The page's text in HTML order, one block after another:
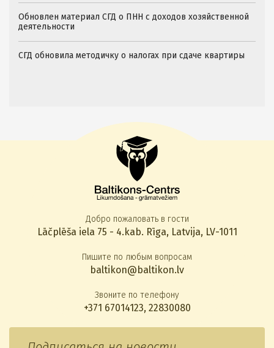
Обновлен материал СГД о ПНН с доходов хозяйственной
деятельности
СГД обновила методичку о налогах при сдаче квартиры
Добро пожаловать в гости
Lāčplēša iela 75 - 4.kab. Rīga, Latvija, LV-1011
Пишите по любым вопросам
baltikon@baltikon.lv
Звоните по телефону
+371 67014123, 22830080